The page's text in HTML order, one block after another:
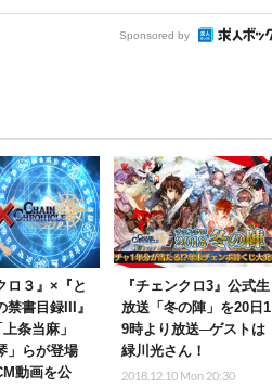
Sponsored by
ロ３』×『と
禁書目録III』
条当麻」
」らが登場
動画を公
『チェンクロ3』公式生
放送「冬の陣」を20日1
9時より放送─ゲストは
緑川光さん！
2018.12.10 Mon 20:30